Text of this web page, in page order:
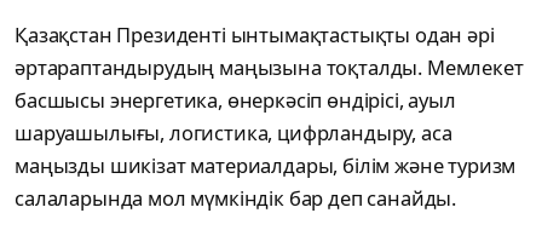
Қазақстан Президенті ынтымақтастықты одан әрі
әртараптандырудың маңызына тоқталды. Мемлекет
басшысы энергетика, өнеркәсіп өндірісі, ауыл
шаруашылығы, логистика, цифрландыру, аса
маңызды шикізат материалдары, білім және туризм
салаларында мол мүмкіндік бар деп санайды.